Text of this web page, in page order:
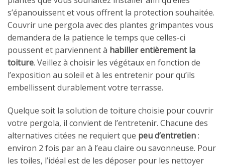
s’épanouissent et vous offrent la protection souhaitée.
Couvrir une pergola avec des plantes grimpantes vous
demandera de la patience le temps que celles-ci
poussent et parviennent à habiller entièrement la
toiture. Veillez à choisir les végétaux en fonction de
l’exposition au soleil et à les entretenir pour qu’ils
embellissent durablement votre terrasse.
Quelque soit la solution de toiture choisie pour couvrir
votre pergola, il convient de l’entretenir. Chacune des
alternatives citées ne requiert que peu d’entretien:
environ 2 fois par an à l’eau claire ou savonneuse. Pour
les toiles, l’idéal est de les déposer pour les nettoyer